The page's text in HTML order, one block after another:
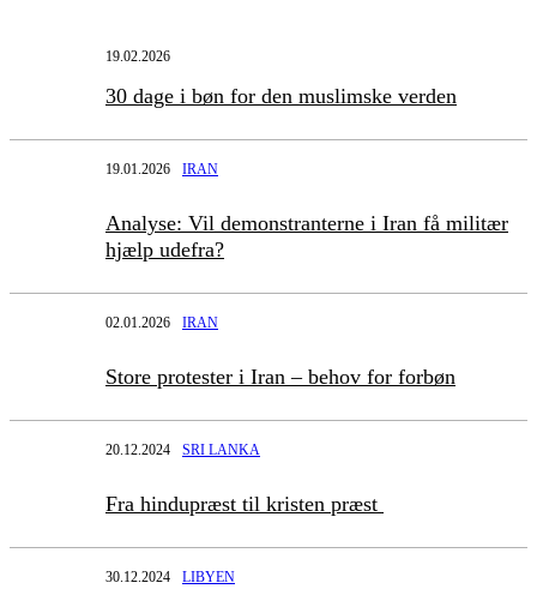
19.02.2026
30 dage i bøn for den muslimske verden
19.01.2026 IRAN
Analyse: Vil demonstranterne i Iran få militær
hjælp udefra?
02.01.2026 IRAN
Store protester i Iran – behov for forbøn
20.12.2024 SRI LANKA
Fra hindupræst til kristen præst
30.12.2024 LIBYEN